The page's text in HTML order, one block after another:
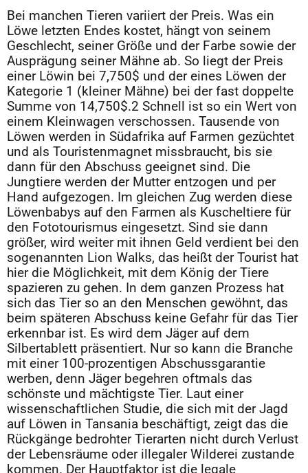
Bei manchen Tieren variiert der Preis. Was ein
Löwe letzten Endes kostet, hängt von seinem
Geschlecht, seiner Größe und der Farbe sowie der
Ausprägung seiner Mähne ab. So liegt der Preis
einer Löwin bei 7,750$ und der eines Löwen der
Kategorie 1 (kleiner Mähne) bei der fast doppelte
Summe von 14,750$.2 Schnell ist so ein Wert von
einem Kleinwagen verschossen. Tausende von
Löwen werden in Südafrika auf Farmen gezüchtet
und als Touristenmagnet missbraucht, bis sie
dann für den Abschuss geeignet sind. Die
Jungtiere werden der Mutter entzogen und per
Hand aufgezogen. Im gleichen Zug werden diese
Löwenbabys auf den Farmen als Kuscheltiere für
den Fototourismus eingesetzt. Sind sie dann
größer, wird weiter mit ihnen Geld verdient bei den
sogenannten Lion Walks, das heißt der Tourist hat
hier die Möglichkeit, mit dem König der Tiere
spazieren zu gehen. In dem ganzen Prozess hat
sich das Tier so an den Menschen gewöhnt, das
beim späteren Abschuss keine Gefahr für das Tier
erkennbar ist. Es wird dem Jäger auf dem
Silbertablett präsentiert. Nur so kann die Branche
mit einer 100-prozentigen Abschussgarantie
werben, denn Jäger begehren oftmals das
schönste und mächtigste Tier. Laut einer
wissenschaftlichen Studie, die sich mit der Jagd
auf Löwen in Tansania beschäftigt, zeigt das die
Rückgänge bedrohter Tierarten nicht durch Verlust
der Lebensräume oder illegaler Wilderei zustande
kommen. Der Hauptfaktor ist die legale